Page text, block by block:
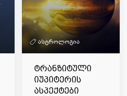
ასტროლოგია
ტრანზიტული
იუპიტერის
ასპექტები